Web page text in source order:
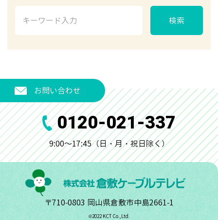
検索
お問い合わせ
0120-021-337
9:00～17:45（日・月・祝日除く）
〒710-0803 岡山県倉敷市中島2661-1
©︎2022 KCT Co.,Ltd.